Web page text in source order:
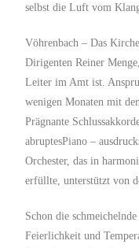
selbst die Luft vom
Vöhrenbach – Das
Dirigenten Reiner
Leiter im Amt ist.
wenigen Monaten mit
Prägnante
abruptesPiano –
Orchester, das in
erfüllte, unterstützt von
Schon die
Feierlichkeit und